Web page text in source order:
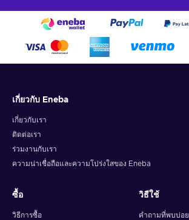
เกี่ยวกับ Eneba
เกี่ยวกับเรา
ติดต่อเรา
ร่วมงานกับเรา
ความน่าเชื่อถือและความโปร่งใสของ Eneba
ซื้อ
วิธีการซื้อ
วิธีใช้
คำถามที่พบบ่อย